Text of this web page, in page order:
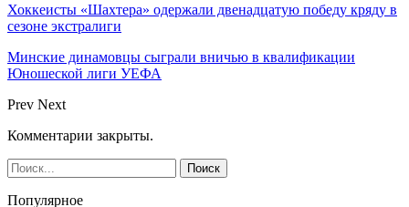
Хоккеисты «Шахтера» одержали двенадцатую победу кряду в
сезоне экстралиги
Минские динамовцы сыграли вничью в квалификации
Юношеской лиги УЕФА
Prev Next
Комментарии закрыты.
Популярное